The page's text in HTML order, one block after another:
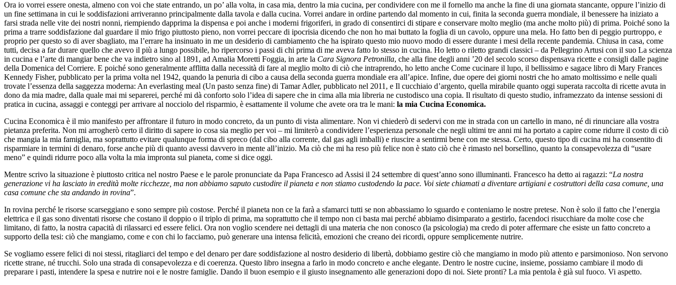
Ora io vorrei essere onesta, almeno con voi che state entrando, un po’ alla volta, in casa mia, dentro la mia cucina, per condividere con me il fornello ma anche la fine di una giornata stancante, oppure l’inizio di
un fine settimana in cui le soddisfazioni arriveranno principalmente dalla tavola e dalla cucina. Vorrei andare in ordine partendo dal momento in cui, finita la seconda guerra mondiale, il benessere ha iniziato a
farsi strada nelle vite dei nostri nonni, riempiendo dapprima la dispensa e poi anche i moderni frigoriferi, in grado di consentirci di stipare e conservare molto meglio (ma anche molto più) di prima. Poiché sono la
prima a trarre soddisfazione dal guardare il mio frigo piuttosto pieno, non vorrei peccare di ipocrisia dicendo che non ho mai buttato la foglia di un cavolo, oppure una mela. Ho fatto ben di peggio purtroppo, e
proprio per questo so di aver sbagliato, ma l’errare ha insinuato in me un desiderio di cambiamento che ha ispirato questo mio nuovo modo di essere durante i mesi della recente pandemia. Chiusa in casa, come
tutti, decisa a far durare quello che avevo il più a lungo possibile, ho ripercorso i passi di chi prima di me aveva fatto lo stesso in cucina. Ho letto o riletto grandi classici – da Pellegrino Artusi con il suo La scienza
in cucina e l’arte di mangiar bene che va indietro sino al 1891, ad Amalia Moretti Foggia, in arte la Cara Signora Petronilla, che alla fine degli anni ’20 del secolo scorso dispensava ricette e consigli dalle pagine
della Domenica del Corriere. E poiché sono generalmente afflitta dalla necessità di fare al meglio molto di ciò che intraprendo, ho letto anche Come cucinare il lupo, il bellissimo e sagace libro di Mary Frances
Kennedy Fisher, pubblicato per la prima volta nel 1942, quando la penuria di cibo a causa della seconda guerra mondiale era all’apice. Infine, due opere dei giorni nostri che ho amato moltissimo e nelle quali
trovate l’essenza della saggezza moderna: An everlasting meal (Un pasto senza fine) di Tamar Adler, pubblicato nel 2011, e Il cucchiaio d’argento, quella mirabile quanto oggi superata raccolta di ricette avuta in
dono da mia madre, dalla quale mai mi separerei, perché mi dà conforto solo l’idea di sapere che in cima alla mia libreria ne custodisco una copia. Il risultato di questo studio, inframezzato da intense sessioni di
pratica in cucina, assaggi e conteggi per arrivare al nocciolo del risparmio, è esattamente il volume che avete ora tra le mani: la mia Cucina Economica.
Cucina Economica è il mio manifesto per affrontare il futuro in modo concreto, da un punto di vista alimentare. Non vi chiederò di sedervi con me in strada con un cartello in mano, né di rinunciare alla vostra
pietanza preferita. Non mi arrogherò certo il diritto di sapere io cosa sia meglio per voi – mi limiterò a condividere l’esperienza personale che negli ultimi tre anni mi ha portato a capire come ridurre il costo di ciò
che mangia la mia famiglia, ma soprattutto evitare qualunque forma di spreco (dal cibo alla corrente, dal gas agli imballi) e riuscire a sentirmi bene con me stessa. Certo, questo tipo di cucina mi ha consentito di
risparmiare in termini di denaro, forse anche più di quanto avessi davvero in mente all’inizio. Ma ciò che mi ha reso più felice non è stato ciò che è rimasto nel borsellino, quanto la consapevolezza di “usare
meno” e quindi ridurre poco alla volta la mia impronta sul pianeta, come si dice oggi.
Mentre scrivo la situazione è piuttosto critica nel nostro Paese e le parole pronunciate da Papa Francesco ad Assisi il 24 settembre di quest’anno sono illuminanti. Francesco ha detto ai ragazzi: “La nostra
generazione vi ha lasciato in eredità molte ricchezze, ma non abbiamo saputo custodire il pianeta e non stiamo custodendo la pace. Voi siete chiamati a diventare artigiani e costruttori della casa comune, una
casa comune che sta andando in rovina”.
In rovina perché le risorse scarseggiano e sono sempre più costose. Perché il pianeta non ce la farà a sfamarci tutti se non abbassiamo lo sguardo e conteniamo le nostre pretese. Non è solo il fatto che l’energia
elettrica e il gas sono diventati risorse che costano il doppio o il triplo di prima, ma soprattutto che il tempo non ci basta mai perché abbiamo disimparato a gestirlo, facendoci risucchiare da molte cose che
limitano, di fatto, la nostra capacità di rilassarci ed essere felici. Ora non voglio scendere nei dettagli di una materia che non conosco (la psicologia) ma credo di poter affermare che esiste un fatto concreto a
supporto della tesi: ciò che mangiamo, come e con chi lo facciamo, può generare una intensa felicità, emozioni che creano dei ricordi, oppure semplicemente nutrire.
Se vogliamo essere felici di noi stessi, ritagliarci del tempo e del denaro per dare soddisfazione al nostro desiderio di libertà, dobbiamo gestire ciò che mangiamo in modo più attento e parsimonioso. Non servono
ricette strane, né trucchi. Solo una strada di consapevolezza e di coerenza. Questo libro insegna a farlo in modo concreto e anche elegante. Dentro le nostre cucine, insieme, possiamo cambiare il modo di
preparare i pasti, intendere la spesa e nutrire noi e le nostre famiglie. Dando il buon esempio e il giusto insegnamento alle generazioni dopo di noi. Siete pronti? La mia pentola è già sul fuoco. Vi aspetto.